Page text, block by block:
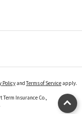
PolicyandTerms of Service apply.
Term Insurance Co.,